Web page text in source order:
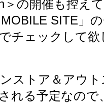
＞の開催も控え
MOBILE SITE」
チェックして欲
ストア＆アウ
れる予定なの